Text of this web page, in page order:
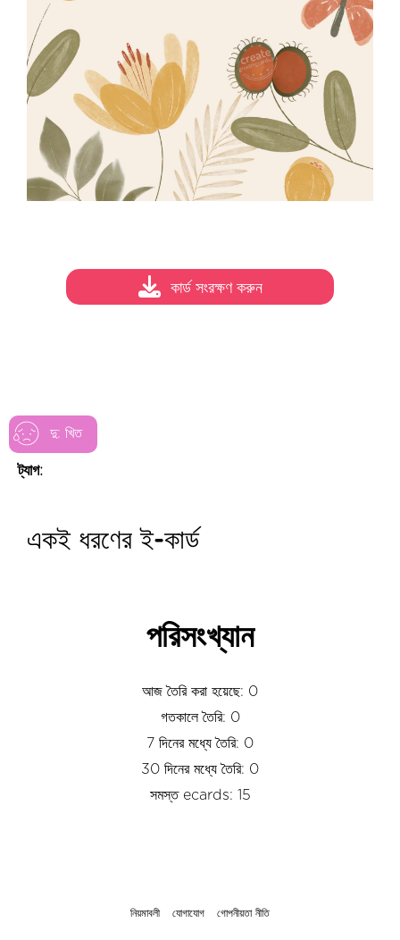
দু: খিত
ট্যাগ:
কার্ড সংরক্ষণ করুন
একই ধরণের ই-কার্ড
পরিসংখ্যান
আজ তৈরি করা হয়েছে: 0
গতকালে তৈরি: 0
7 দিনের মধ্যে তৈরি: 0
30 দিনের মধ্যে তৈরি: 0
সমস্ত ecards: 15
নিয়মাবলী যোগাযোগ গোপনীয়তা নীতি